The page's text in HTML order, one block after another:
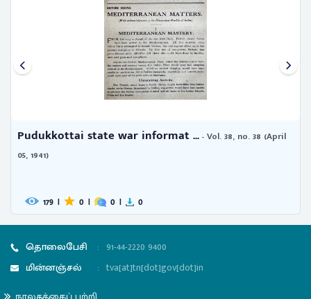
Pudukkottai state war informat ...- Vol. 38, no. 38 (April
05, 1941)
179 | 0 | 0 | 0
தொலைபேசி : 91-44-2220 9400
மின்னஞ்சல்
: tva[at]tn[dot]gov[dot]in